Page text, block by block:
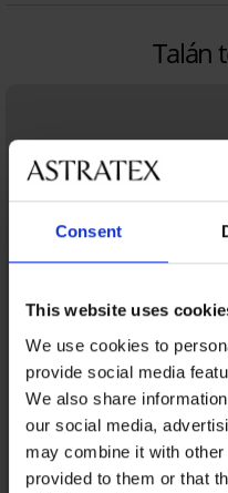
Consent
This website uses
We use cookies to
provide social media
We also share
our social media,
may combine it with
provided to them or that
Talán